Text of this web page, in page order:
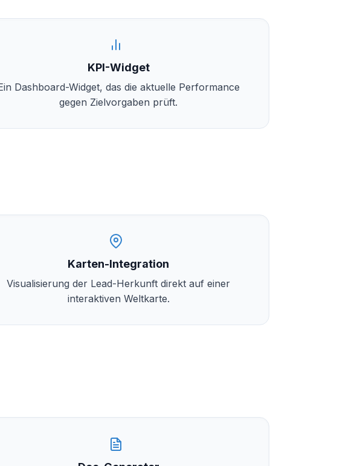
KPI-Widget
Dashboard-Widget, das die aktuelle Performance
gegen Zielvorgaben prüft.
Karten-Integration
Visualisierung der Lead-Herkunft direkt auf einer
interaktiven Weltkarte.